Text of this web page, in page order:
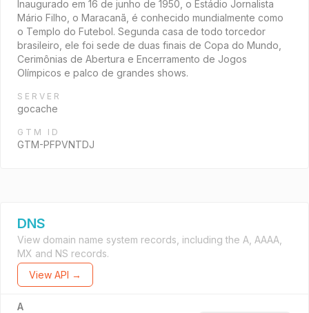
Inaugurado em 16 de junho de 1950, o Estádio Jornalista
Mário Filho, o Maracanã, é conhecido mundialmente como
o Templo do Futebol. Segunda casa de todo torcedor
brasileiro, ele foi sede de duas finais de Copa do Mundo,
Cerimônias de Abertura e Encerramento de Jogos
Olímpicos e palco de grandes shows.
SERVER
gocache
GTM ID
GTM-PFPVNTDJ
DNS
View domain name system records, including the A, AAAA,
MX and NS records.
View API →
A